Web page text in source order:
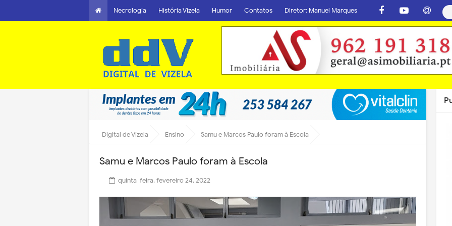
Necrologia História Vizela Humor Contatos Diretor: Manuel Marques
Digital de Vizela Ensino Samu e Marcos Paulo foram à Escola
Samu e Marcos Paulo foram à Escola
quinta-feira, fevereiro 24, 2022